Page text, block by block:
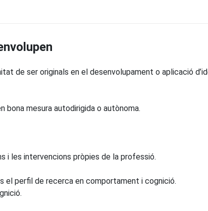
de ser originals en el desenvolupament o aplicació
bona mesura autodirigida o autònoma.
i les intervencions pròpies de la professió.
el perfil de recerca en comportament i cognició.